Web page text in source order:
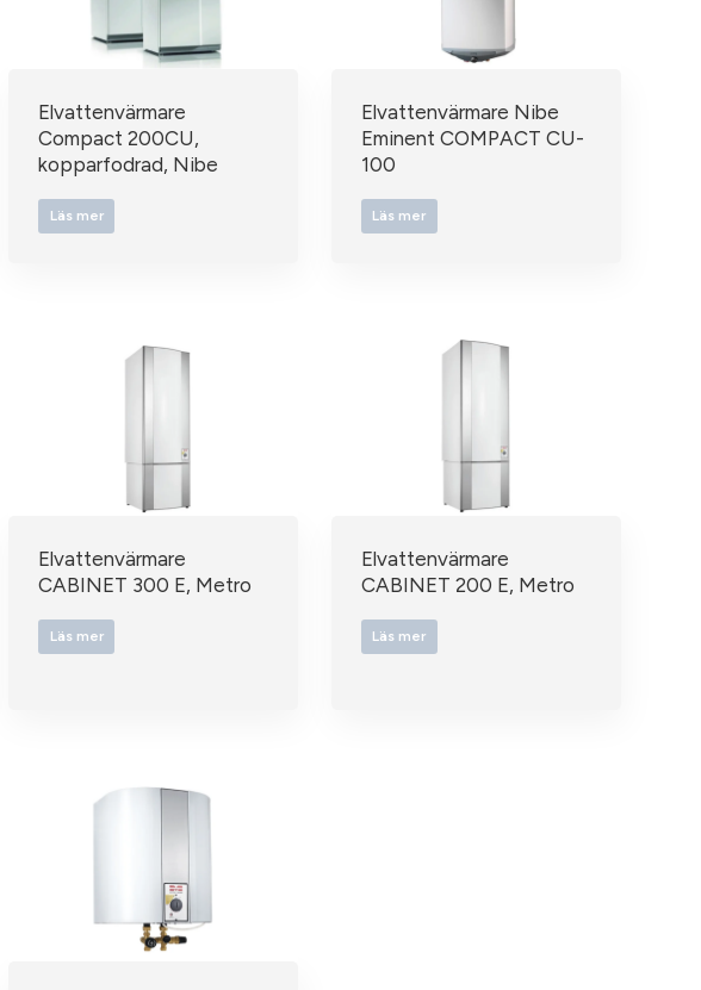
Elvattenvärmare
Compact 200CU,
kopparfodrad, Nibe
Läs mer
Elvattenvärmare Nibe
Eminent COMPACT CU-
100
Läs mer
Elvattenvärmare
CABINET 300 E, Metro
Läs mer
Elvattenvärmare
CABINET 200 E, Metro
Läs mer